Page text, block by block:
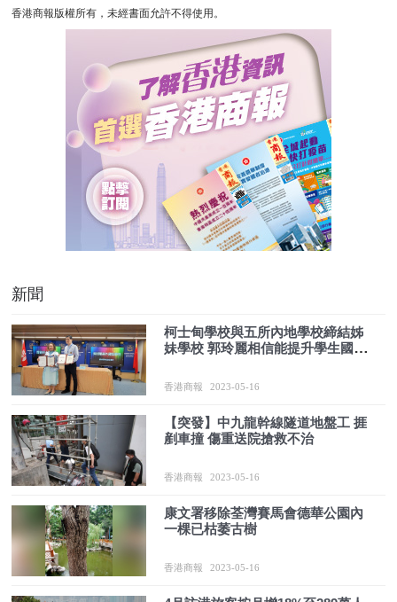
香港商報版權所有，未經書面允許不得使用。
新聞
柯士甸學校與五所內地學校締結姊
妹學校 郭玲麗相信能提升學生國民
香港商報 2023-05-16
【突發】中九龍幹線隧道地盤工 捱
剷車撞 傷重送院搶救不治
香港商報 2023-05-16
康文署移除荃灣賽馬會德華公園內
一棵已枯萎古樹
香港商報 2023-05-16